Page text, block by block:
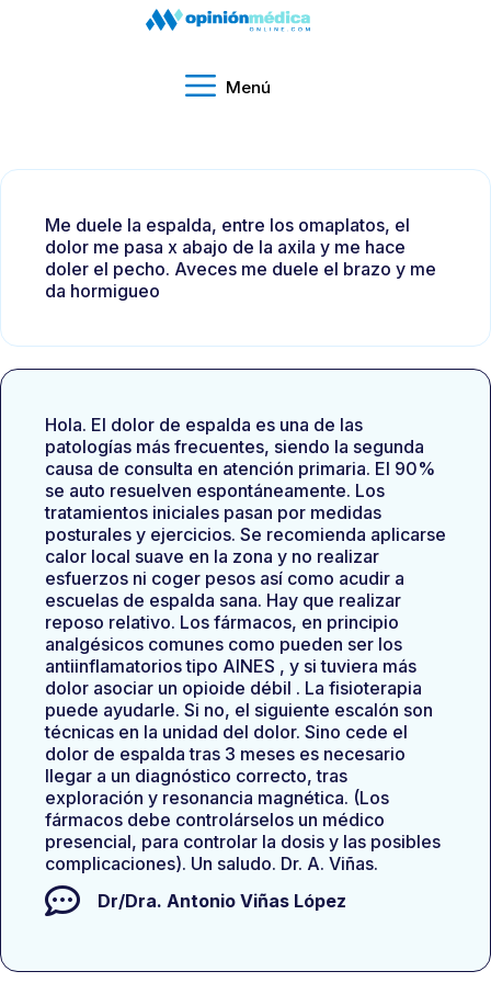
Menú
Me duele la espalda, entre los omaplatos, el
dolor me pasa x abajo de la axila y me hace
doler el pecho. Aveces me duele el brazo y me
da hormigueo
Hola. El dolor de espalda es una de las
patologías más frecuentes, siendo la segunda
causa de consulta en atención primaria. El 90%
se auto resuelven espontáneamente. Los
tratamientos iniciales pasan por medidas
posturales y ejercicios. Se recomienda aplicarse
calor local suave en la zona y no realizar
esfuerzos ni coger pesos así como acudir a
escuelas de espalda sana. Hay que realizar
reposo relativo. Los fármacos, en principio
analgésicos comunes como pueden ser los
antiinflamatorios tipo AINES , y si tuviera más
dolor asociar un opioide débil . La fisioterapia
puede ayudarle. Si no, el siguiente escalón son
técnicas en la unidad del dolor. Sino cede el
dolor de espalda tras 3 meses es necesario
llegar a un diagnóstico correcto, tras
exploración y resonancia magnética. (Los
fármacos debe controlárselos un médico
presencial, para controlar la dosis y las posibles
complicaciones). Un saludo. Dr. A. Viñas.
Dr/Dra. Antonio Viñas López